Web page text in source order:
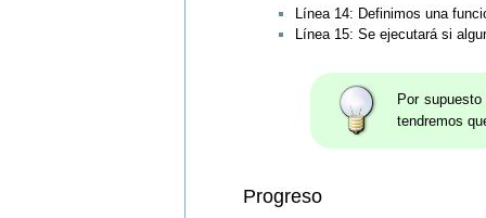
Línea 14: Definimos una
Línea 15: Se ejecutará si
Por
tendremos
Progreso